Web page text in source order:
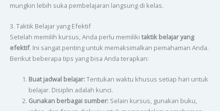
mungkin lebih suka pembelajaran langsung di kelas.
3. Taktik Belajar yang Efektif
Setelah memilih kursus, Anda perlu memiliki taktik belajar yang
efektif. Ini sangat penting untuk memaksimalkan pemahaman Anda.
Berikut beberapa tips yang bisa Anda terapkan:
Buat jadwal belajar:Tentukan waktu khusus setiap hari untuk
belajar. Disiplin adalah kunci.
Gunakan berbagai sumber:Selain kursus, gunakan buku,